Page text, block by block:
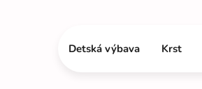
Detská výbava Krst